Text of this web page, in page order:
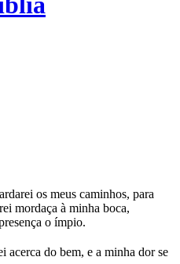
os meus caminhos, para
mordaça à minha boca,
o ímpio.
acerca do bem, e a minha dor se